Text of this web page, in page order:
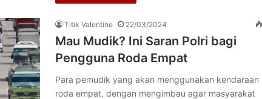
Titik Valentine 22/03/2024
Mau Mudik? Ini Saran Polri bagi
Pengguna Roda Empat
Para pemudik yang akan menggunakan kendaraan
roda empat, dengan mengimbau agar masyarakat